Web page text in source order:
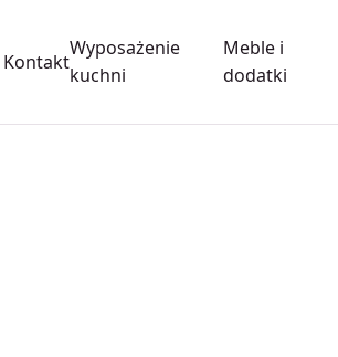
Kontakt
Wyposażenie
kuchni
Meble i
dodatki